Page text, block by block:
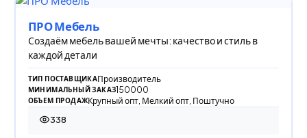
ПРО Мебель
Создаём мебель вашей мечты: качество и стиль в
каждой детали
ТИП ПОСТАВЩИКАПроизводитель
МИНИМАЛЬНЫЙ ЗАКАЗ150000
ОБЪЕМ ПРОДАЖКрупный опт, Мелкий опт, Поштучно
338
338 просмотров